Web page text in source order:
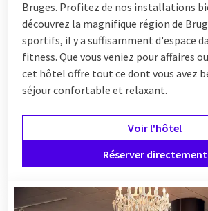
Bruges. Profitez de nos installations
découvrez la magnifique région de
sportifs, il y a suffisamment d'espace
fitness. Que vous veniez pour affaires
cet hôtel offre tout ce dont vous avez
séjour confortable et relaxant.
Voir l'hôtel
Réserver directement